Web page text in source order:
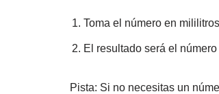
Toma el número en
El resultado será el
Pista: Si no necesitas un